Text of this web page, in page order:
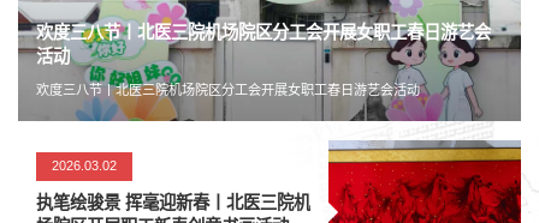
欢度三八节丨北医三院机场院区分工会开展女职工春日游艺会
活动
欢度三八节丨北医三院机场院区分工会开展女职工春日游艺会活动
2026.03.02
执笔绘骏景 挥毫迎新春丨北医三院机